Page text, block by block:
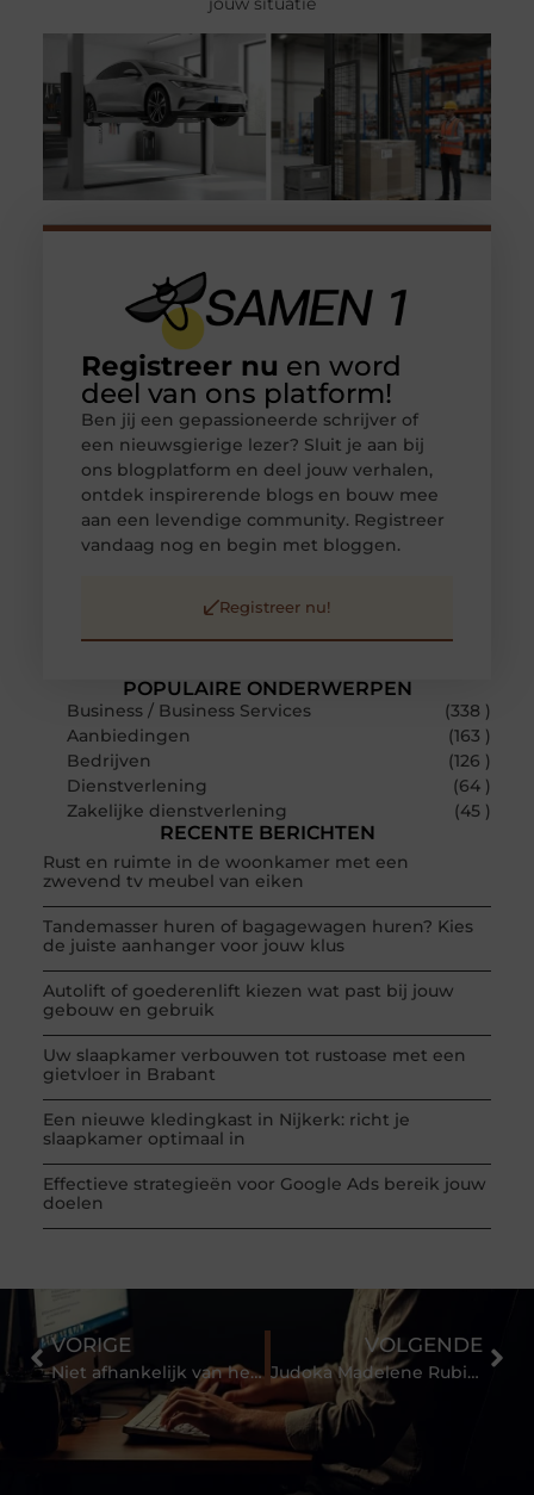
POPULAIRE ONDERWERPEN
Business / Business Services
(338 )
Aanbiedingen
(163 )
Bedrijven
(126 )
Dienstverlening
(64 )
Zakelijke dienstverlening
(45 )
RECENTE BERICHTEN
Rust en ruimte in de woonkamer met een
zwevend tv meubel van eiken
Tandemasser huren of bagagewagen huren? Kies
de juiste aanhanger voor jouw klus
Autolift of goederenlift kiezen wat past bij jouw
gebouw en gebruik
Uw slaapkamer verbouwen tot rustoase met een
gietvloer in Brabant
Een nieuwe kledingkast in Nijkerk: richt je
slaapkamer optimaal in
Effectieve strategieën voor Google Ads bereik jouw
doelen
Registreer nu en word
deel van ons platform!
Ben jij een gepassioneerde schrijver of
een nieuwsgierige lezer? Sluit je aan bij
ons blogplatform en deel jouw verhalen,
ontdek inspirerende blogs en bouw mee
aan een levendige community. Registreer
vandaag nog en begin met bloggen.
Registreer nu!
VORIGE
Niet afhankelijk van het OV hoeven zijn
VOLGENDE
Judoka Madelene Rubinstein zoekt avontuur op